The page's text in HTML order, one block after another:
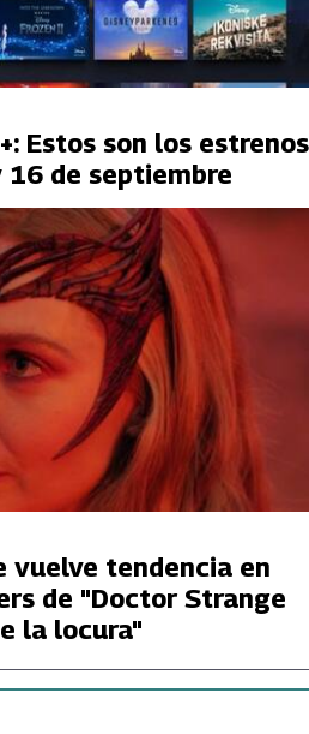
Estos son los estrenos
de septiembre
vuelve tendencia en
de "Doctor Strange
la locura"